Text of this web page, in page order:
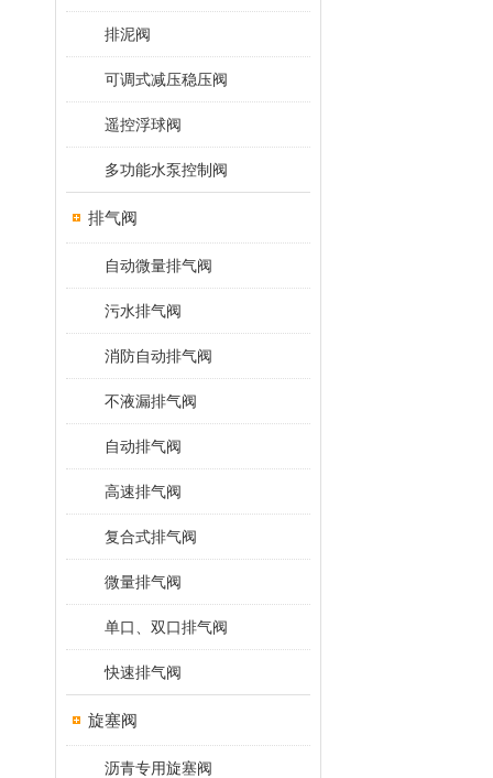
排泥阀
可调式减压稳压阀
遥控浮球阀
多功能水泵控制阀
排气阀
自动微量排气阀
污水排气阀
消防自动排气阀
不液漏排气阀
自动排气阀
高速排气阀
复合式排气阀
微量排气阀
单口、双口排气阀
快速排气阀
旋塞阀
沥青专用旋塞阀